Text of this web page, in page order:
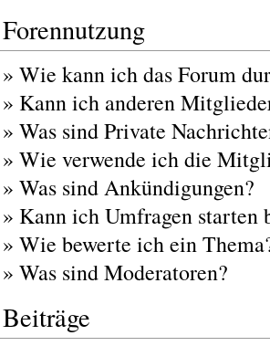
Forennutzung
» Wie kann ich das Forum
» Kann ich anderen
» Was sind Private
» Wie verwende ich die
» Was sind Ankündigungen?
» Kann ich Umfragen starten
» Wie bewerte ich ein
» Was sind Moderatoren?
Beiträge